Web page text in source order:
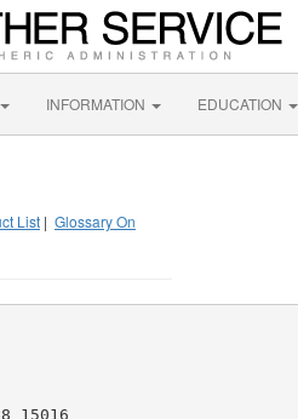
INFORMATION EDUCATION
List | Glossary On
15016